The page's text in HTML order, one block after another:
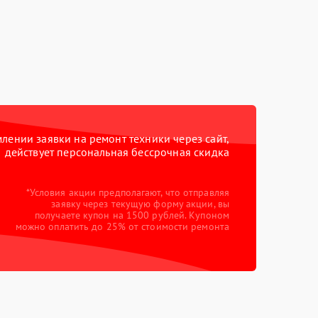
заявки на ремонт техники через сайт,
действует персональная бессрочная скидка
*Условия акции предполагают, что отправляя
заявку через текущую форму акции, вы
получаете купон на 1500 рублей. Купоном
можно оплатить до 25% от стоимости ремонта